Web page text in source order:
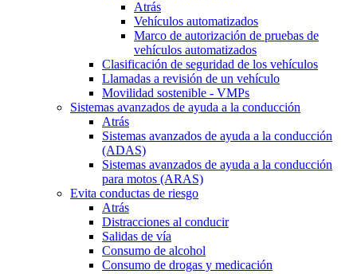
Atrás
Vehículos automatizados
Marco de autorización de pruebas de
vehículos automatizados
Clasificación de seguridad de los vehículos
Llamadas a revisión de un vehículo
Movilidad sostenible - VMPs
Sistemas avanzados de ayuda a la conducción
Atrás
Sistemas avanzados de ayuda a la conducción
(ADAS)
Sistemas avanzados de ayuda a la conducción
para motos (ARAS)
Evita conductas de riesgo
Atrás
Distracciones al conducir
Salidas de vía
Consumo de alcohol
Consumo de drogas y medicación